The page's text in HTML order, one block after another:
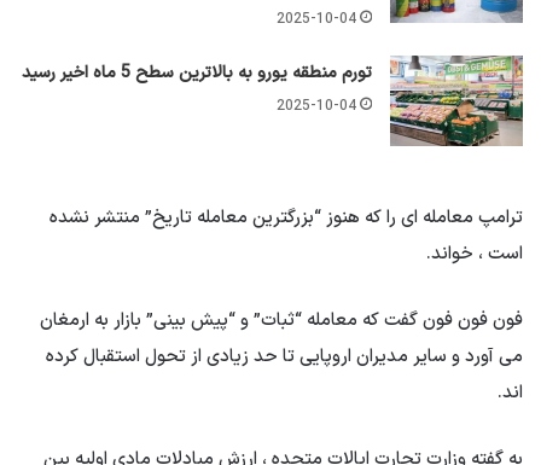
2025-10-04
تورم منطقه یورو به بالاترین سطح 5 ماه اخیر رسید
2025-10-04
ترامپ معامله ای را که هنوز “بزرگترین معامله تاریخ” منتشر نشده
است ، خواند.
فون فون فون گفت که معامله “ثبات” و “پیش بینی” بازار به ارمغان
می آورد و سایر مدیران اروپایی تا حد زیادی از تحول استقبال کرده
اند.
به گفته وزارت تجارت ایالات متحده ، ارزش مبادلات مادی اولیه بین